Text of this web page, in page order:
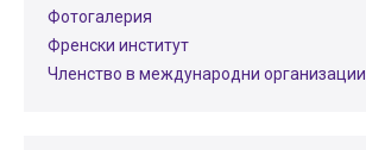
Фотогалерия
Френски институт
Членство в международни организации